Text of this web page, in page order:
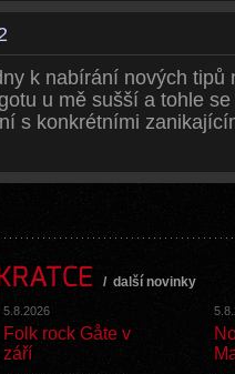
k nabírání nových tipů
u mě sušší a tohle
s konkrétními
/ další novinky
5.8.2026
Folk rock Gåte v
září